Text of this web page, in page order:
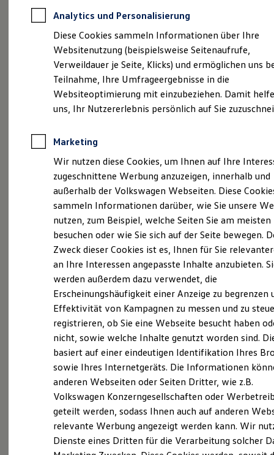
Autokredit mit Schlussrate
Versicherungen und Garantien
Kfz-Versicherung
Restschuldversicherungen
Garantien
Wartungsverträge
Geschäftskunden
Professional Class bei Volkswagen
Großkunden
Behörden
Anpfiff zum Gewinn
Elektroautos
ID. Tutorials
Elektrofahrzeugkonzepte
Reichweite
Reichweite der ID. Modelle
Reichweite im Winter
Laden
Laden unterwegs
Laden Zuhause
Ladezeitensimulator
Batterie
Sicherheit
Garantie und Lebensdauer
Nachhaltigkeit
Technologie
Kosten und Kauf
Verbrauchskosten
Kaufoptionen
E-Auto-Förderung
Software und Konnektivität
Die ID. Software 6
ID. Software Versionen und Updates
Digitale Extras
Schnittstellen zu Ihrem ID.
Impressum & Rechtliches)
Was ist der Economy Service
und wer kann ihn nutzen?
Ältere Volkswagen haben einen anderen
Servicebedarf als neue Fahrzeuge. Der Economy
Service ist speziell für Volkswagen Modelle
entwickelt worden, die älter als vier Jahre sind. Er
bietet Ihnen ein vielfältiges Leistungsspektrum mit
zeitwertgerechtem Service und hoher
Ersatzteilqualität. Die Leistungen sind durch
Fachwissen, Volkswagen Teile und langjährige
Erfahrung genau auf Ihr Fahrzeug abgestimmt und
decken nahezu alle Services ab. Die Preise sind
speziell auf das Alter Ihres Fahrzeugs ausgelegt. Bei
der Durchführung der im Serviceplan
Analytics und Personalisierung
Diese Cookies sammeln Informationen über Ihre
Websitenutzung (beispielsweise Seitenaufrufe,
Verweildauer je Seite, Klicks) und ermöglichen uns
Teilnahme, Ihre Umfrageergebnisse in die
Websiteoptimierung mit einzubeziehen. Damit
uns, Ihr Nutzererlebnis persönlich auf Sie
Marketing
Wir nutzen diese Cookies, um Ihnen auf Ihre
zugeschnittene Werbung anzuzeigen, innerhalb und
außerhalb der Volkswagen Webseiten. Diese
sammeln Informationen darüber, wie Sie unsere
nutzen, zum Beispiel, welche Seiten Sie am meisten
besuchen oder wie Sie sich auf der Seite bewegen.
Zweck dieser Cookies ist es, Ihnen für Sie
an Ihre Interessen angepasste Inhalte anzubieten.
werden außerdem dazu verwendet, die
Erscheinungshäufigkeit einer Anzeige zu begrenzen
Effektivität von Kampagnen zu messen und zu
registrieren, ob Sie eine Webseite besucht haben
nicht, sowie welche Inhalte genutzt worden sind.
basiert auf einer eindeutigen Identifikation Ihres
sowie Ihres Internetgeräts. Die Informationen
anderen Webseiten oder Seiten Dritter, wie z.B.
Volkswagen Konzerngesellschaften oder
geteilt werden, sodass Ihnen auch auf anderen
relevante Werbung angezeigt werden kann. Wir
Dienste eines Dritten für die Verarbeitung solcher